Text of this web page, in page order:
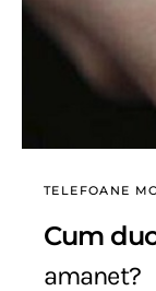
TELEFOANE
Cum
amanet?